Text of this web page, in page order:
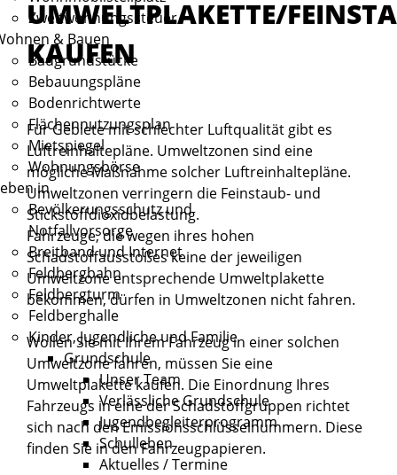
Zweitwohnungssteuer
& Bauen
Baugrundstücke
Bebauungspläne
Bodenrichtwerte
Flächennutzungsplan
Mietspiegel
Wohnungsbörse
in
Bevölkerungsschutz und
Notfallvorsorge
Breitband und Internet
Feldbergbahn
Feldbergturm
Feldberghalle
Kinder, Jugendliche und Familie
Grundschule
Unser Team
Verlässliche Grundschule
Jugendbegleiterprogramm
Schulleben
Aktuelles / Termine
UMWELTPLAKETTE/
KAUFEN
Für Gebiete mit schlechter Luftqualität gibt es
Luftreinhaltepläne. Umweltzonen sind eine
mögliche Maßnahme solcher Luftreinhaltepläne.
Umweltzonen verringern die Feinstaub- und
Stickstoffdioxidbelastung.
Fahrzeuge, die wegen ihres hohen
Schadstoffausstoßes keine der jeweiligen
Umweltzone entsprechende Umweltplakette
bekommen, dürfen in Umweltzonen nicht fahren.
Wollen Sie mit Ihrem Fahrzeug in einer solchen
Umweltzone fahren, müssen Sie eine
Umweltplakette kaufen. Die Einordnung Ihres
Fahrzeugs in eine der Schadstoffgruppen richtet
sich nach den Emissionsschlüsselnummern. Diese
finden Sie in den Fahrzeugpapieren.